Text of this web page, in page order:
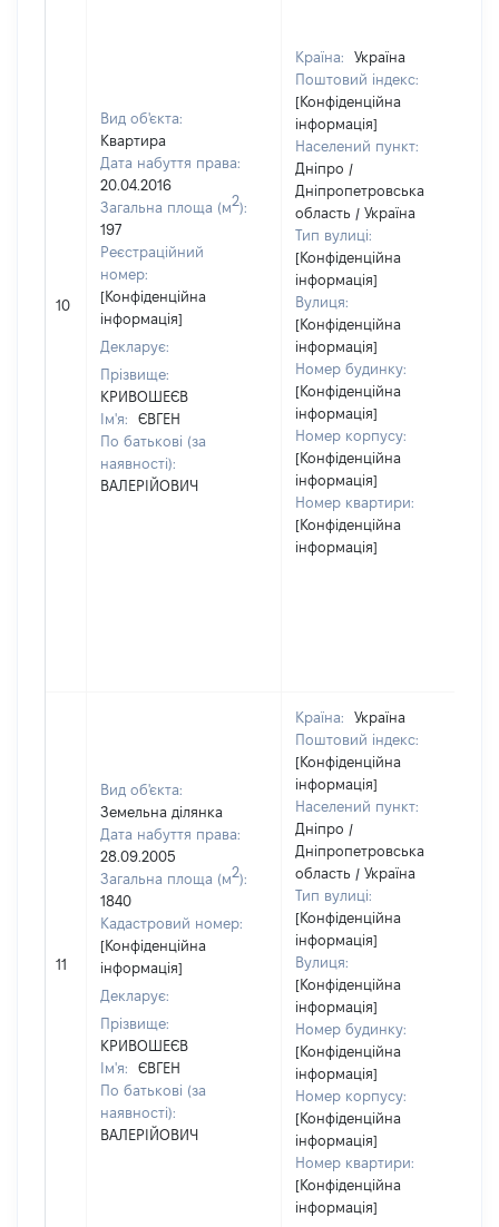
10
Вид об'єкта:
Квартира
Дата набуття права:
20.04.2016
Загальна площа (м2):
197
Реєстраційний
номер:
[Конфіденційна
інформація]
Декларує:
Прізвище:
КРИВОШЕЄВ
Ім'я:
ЄВГЕН
По батькові (за
наявності):
ВАЛЕРІЙОВИЧ
Країна:
Україна
Поштовий індекс:
[Конфіденційна
інформація]
Населений пункт:
Дніпро /
Дніпропетровська
область / Україна
Тип вулиці:
[Конфіденційна
інформація]
Вулиця:
[Конфіденційна
інформація]
Номер будинку:
[Конфіденційна
інформація]
Номер корпусу:
[Конфіденційна
інформація]
Номер квартири:
[Конфіденційна
інформація]
11
Вид об'єкта:
Земельна ділянка
Дата набуття права:
28.09.2005
Загальна площа (м2):
1840
Кадастровий номер:
[Конфіденційна
інформація]
Декларує:
Прізвище:
КРИВОШЕЄВ
Ім'я:
ЄВГЕН
По батькові (за
наявності):
ВАЛЕРІЙОВИЧ
Країна:
Україна
Поштовий індекс:
[Конфіденційна
інформація]
Населений пункт:
Дніпро /
Дніпропетровська
область / Україна
Тип вулиці:
[Конфіденційна
інформація]
Вулиця:
[Конфіденційна
інформація]
Номер будинку:
[Конфіденційна
інформація]
Номер корпусу:
[Конфіденційна
інформація]
Номер квартири:
[Конфіденційна
інформація]